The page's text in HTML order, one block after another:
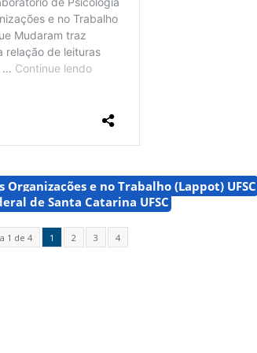
e no Trabalho (Lappot) UFSC
de Santa Catarina UFSC
1 de 4 1 2 3 4